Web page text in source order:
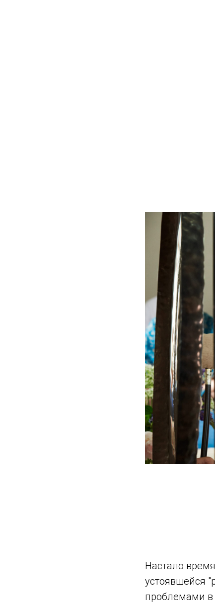
Настало
устоявшейся
проблемами в